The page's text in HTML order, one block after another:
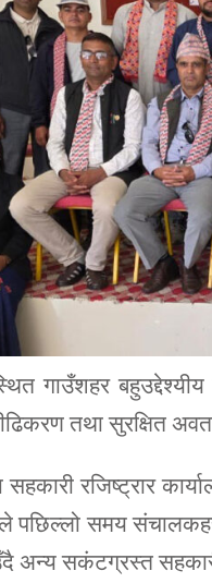
गाउँशहर
तथा सुरक्षित
सहकारी रजिष्ट्रार
पछिल्लो समय
अन्य सकंटग्रस्त